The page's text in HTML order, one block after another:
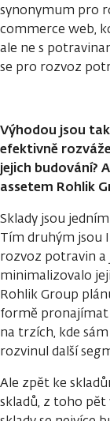
synonymum pro
commerce web,
ale ne s
se pro rozvoz
Výhodou jsou
efektivně
jejich budování?
assetem Rohlik
Sklady jsou
Tím druhým jsou
rozvoz potravin a
minimalizovalo
Rohlik Group
formě
na trzích, kde
rozvinul další
Ale zpět ke
skladů, z toho pět